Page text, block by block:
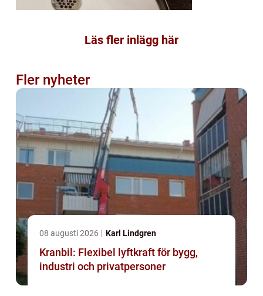
Läs fler inlägg här
Fler nyheter
08 augusti 2026 Karl Lindgren
Kranbil: Flexibel lyftkraft för bygg,
industri och privatpersoner